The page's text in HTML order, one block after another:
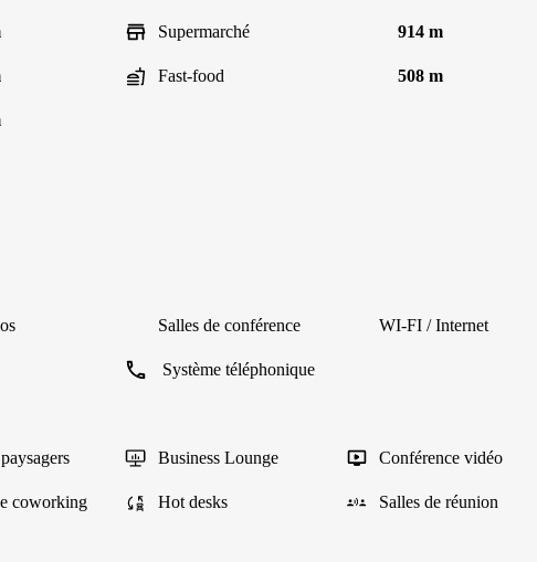
Supermarché 914 m
Fast-food 508 m
Salles de conférence WI-FI / Internet
Système téléphonique
Business Lounge Conférence vidéo
coworking Hot desks Salles de réunion